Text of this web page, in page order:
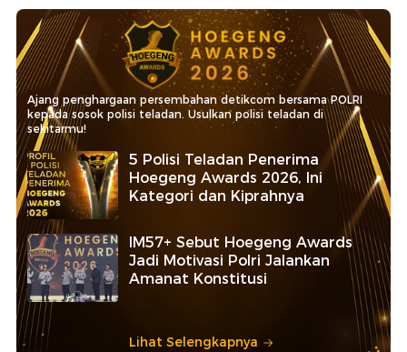
Ajang penghargaan persembahan detikcom bersama POLRI
kepada sosok polisi teladan. Usulkan polisi teladan di
sekitarmu!
5 Polisi Teladan Penerima
Hoegeng Awards 2026, Ini
Kategori dan Kiprahnya
IM57+ Sebut Hoegeng Awards
Jadi Motivasi Polri Jalankan
Amanat Konstitusi
Lihat Selengkapnya